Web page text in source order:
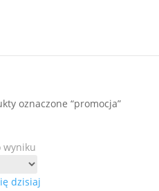
oznaczone “promocja”
wyniku